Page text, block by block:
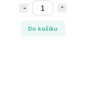
Do košíku